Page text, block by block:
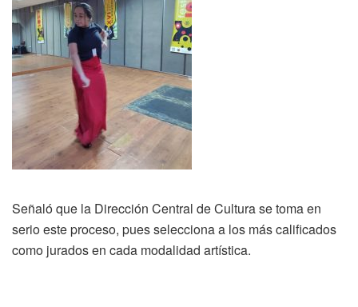
Señaló que la Dirección Central de Cultura se toma en
serio este proceso, pues selecciona a los más calificados
como jurados en cada modalidad artística.